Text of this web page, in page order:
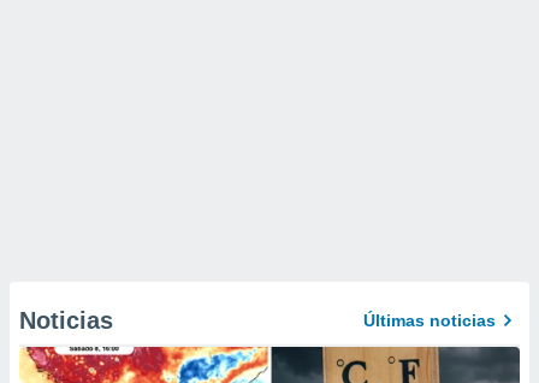
Noticias Últimas noticias